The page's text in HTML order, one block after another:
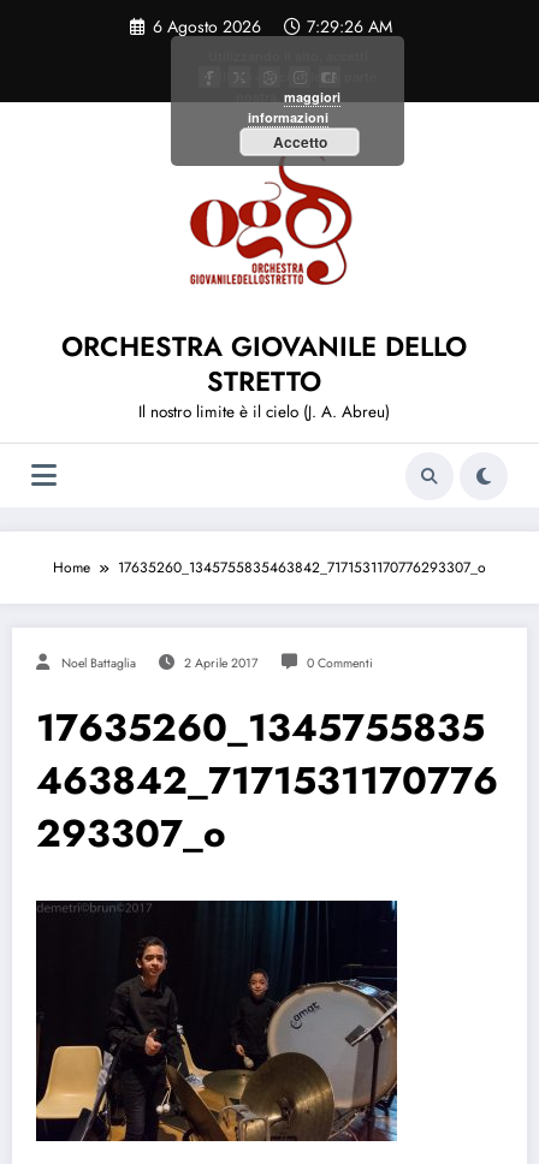
6 Agosto 2026 7:29:27 AM
ORCHESTRA GIOVANILE DELLO
STRETTO
Il nostro limite è il cielo (J. A. Abreu)
Home 17635260_1345755835463842_7171531170776293307_o
Noel Battaglia 2 Aprile 2017 0 Commenti
17635260_1345755835
463842_7171531170776
293307_o
l'utilizzo dei cookie da parte
maggiori
informazioni
Accetto